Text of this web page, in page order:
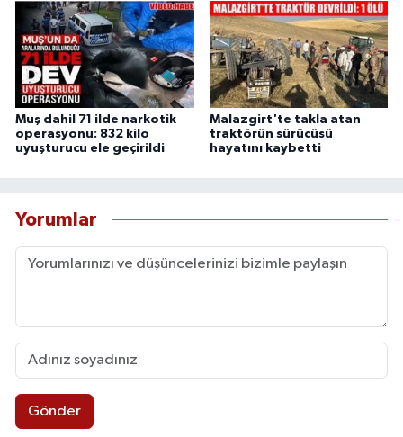
Muş dahil 71 ilde narkotik
operasyonu: 832 kilo
uyuşturucu ele geçirildi
Malazgirt'te takla atan
traktörün sürücüsü
hayatını kaybetti
Yorumlar
Gönder